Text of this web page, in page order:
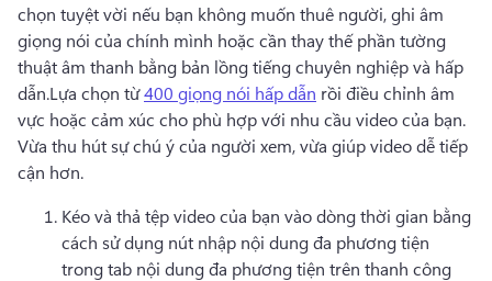
chọn tuyệt vời nếu bạn không muốn thuê người, ghi âm
giọng nói của chính mình hoặc cần thay thế phần tường
thuật âm thanh bằng bản lồng tiếng chuyên nghiệp và hấp
dẫn.Lựa chọn từ 400 giọng nói hấp dẫn rồi điều chỉnh âm
Vừa thu hút sự chú ý của người xem, vừa giúp video dễ tiếp
cận hơn.
Kéo và thả tệp video của bạn vào dòng thời gian bằng
cách sử dụng nút nhập nội dung đa phương tiện
trong tab nội dung đa phương tiện trên thanh công